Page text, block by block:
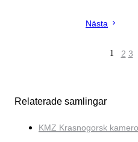
Nästa
1 2 3
Relaterade samlingar
KMZ Krasnogorsk